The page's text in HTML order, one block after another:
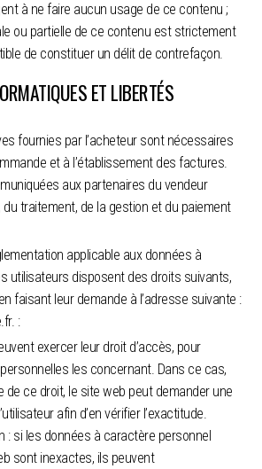
à ne faire aucun usage de ce contenu ;
ou partielle de ce contenu est strictement
de constituer un délit de contrefaçon.
ET LIBERTÉS
fournies par l’acheteur sont nécessaires
et à l’établissement des factures.
aux partenaires du vendeur
du traitement, de la gestion et du paiement
applicable aux données à
utilisateurs disposent des droits suivants,
faisant leur demande à l’adresse suivante :
:
exercer leur droit d’accès, pour
les concernant. Dans ce cas,
ce droit, le site web peut demander une
afin d’en vérifier l’exactitude.
: si les données à caractère personnel
sont inexactes, ils peuvent